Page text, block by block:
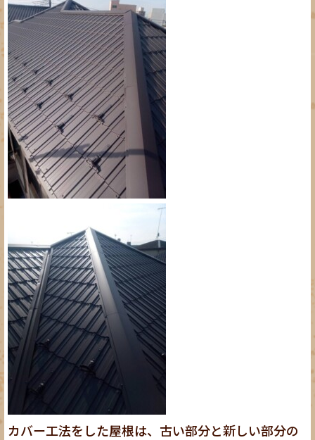
カバー工法をした屋根は、古い部分と新しい部分の